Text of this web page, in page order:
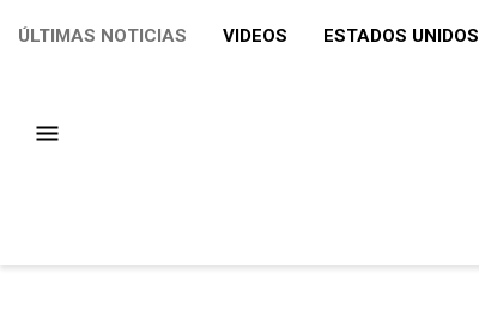
ÚLTIMAS NOTICIAS VIDEOS ESTADOS UNIDOS